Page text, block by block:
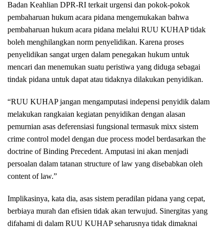
Badan Keahlian DPR-RI terkait urgensi dan pokok-pokok
pembaharuan hukum acara pidana mengemukakan bahwa
pembaharuan hukum acara pidana melalui RUU KUHAP tidak
boleh menghilangkan norm penyelidikan. Karena proses
penyelidikan sangat urgen dalam penegakan hukum untuk
mencari dan menemukan suatu peristiwa yang diduga sebagai
tindak pidana untuk dapat atau tidaknya dilakukan penyidikan.
“RUU KUHAP jangan mengamputasi indepensi penyidik dalam
melakukan rangkaian kegiatan penyidikan dengan alasan
pemurnian asas deferensiasi fungsional termasuk mixx sistem
crime control model dengan due process model berdasarkan the
doctrine of Binding Precedent. Amputasi ini akan menjadi
persoalan dalam tatanan structure of law yang disebabkan oleh
content of law.”
Implikasinya, kata dia, asas sistem peradilan pidana yang cepat,
berbiaya murah dan efisien tidak akan terwujud. Sinergitas yang
difahami di dalam RUU KUHAP seharusnya tidak dimaknai